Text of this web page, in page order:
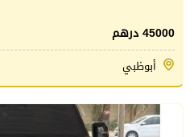
45000 درهم
أبوظبي